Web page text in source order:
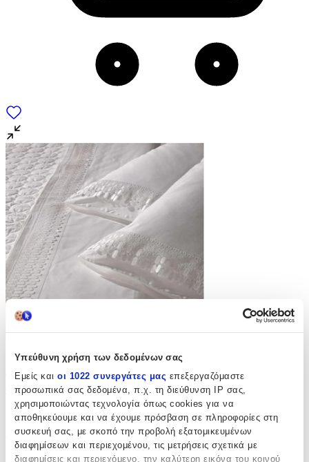
Υπεύθυνη χρήση των δεδομένων σας
Εμείς και οι 1022 συνεργάτες μας επεξεργαζόμαστε
προσωπικά σας δεδομένα, π.χ. τη διεύθυνση IP σας,
χρησιμοποιώντας τεχνολογία όπως cookies για να
αποθηκεύουμε και να έχουμε πρόσβαση σε πληροφορίες στη
συσκευή σας, με σκοπό την προβολή εξατομικευμένων
διαφημίσεων και περιεχομένου, τις μετρήσεις σχετικά με
διαφημίσεις και περιεχόμενο, την καλύτερη εικόνα του κοινού
Νυφικά Σεντόνια Kentia Catalina Σετ
4τμχ 240x270cm Λευκό
(0)
Κατασκευαστής: Kentia, με Δαντέλα: Όχι, Ποιότητα: Βαμβακερό,
Τεμάχια: 4 τμχ, Χρώμα: Λευκό
Άμεσα διαθέσιμο